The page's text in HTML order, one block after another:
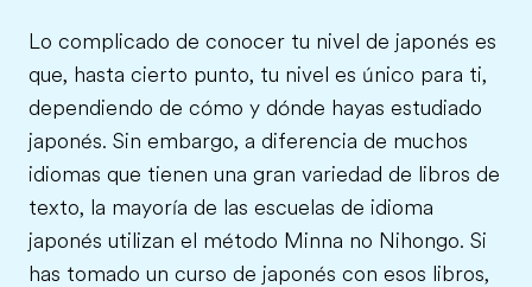
Lo complicado de conocer tu nivel de japonés es
que, hasta cierto punto, tu nivel es único para ti,
dependiendo de cómo y dónde hayas estudiado
japonés. Sin embargo, a diferencia de muchos
idiomas que tienen una gran variedad de libros de
texto, la mayoría de las escuelas de idioma
japonés utilizan el método Minna no Nihongo. Si
has tomado un curso de japonés con esos libros,